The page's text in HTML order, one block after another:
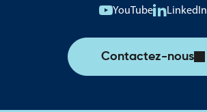
YouTube LinkedIn
Contactez-nous